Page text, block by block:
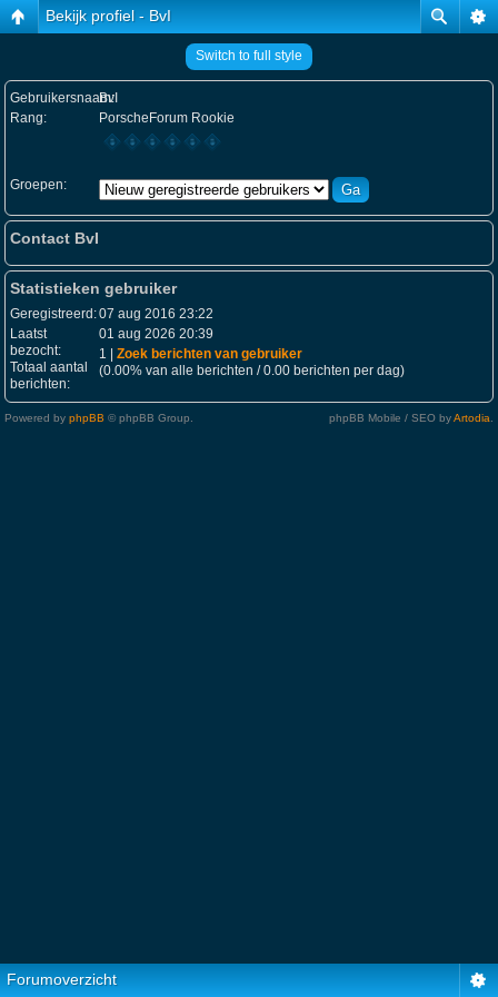
Bekijk profiel - BvI
Switch to full style
Gebruikersnaam:
BvI
Rang:
PorscheForum Rookie
Groepen:
Contact BvI
Statistieken gebruiker
Geregistreerd:07 aug 2016 23:22
Laatst
bezocht:
01 aug 2026 20:39
Totaal aantal
berichten:
1 | Zoek berichten van gebruiker
(0.00% van alle berichten / 0.00 berichten per dag)
Powered by phpBB © phpBB Group. phpBB Mobile / SEO byArtodia
Forumoverzicht